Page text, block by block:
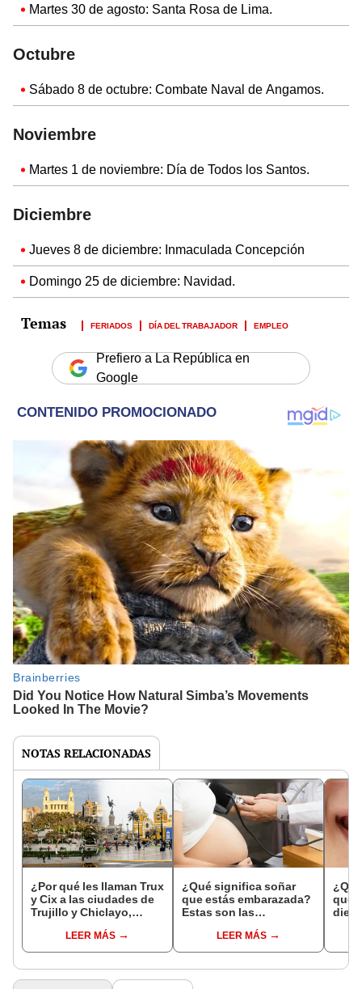
Martes 30 de agosto: Santa Rosa de Lima.
Octubre
Sábado 8 de octubre: Combate Naval de Angamos.
Noviembre
Martes 1 de noviembre: Día de Todos los Santos.
Diciembre
Jueves 8 de diciembre: Inmaculada Concepción
Domingo 25 de diciembre: Navidad.
FERIADOS DÍA DEL TRABAJADOR EMPLEO
Prefiero a La República en
Google
NOTAS RELACIONADAS
¿Por qué les llaman Trux
y Cix a las ciudades de
Trujillo y Chiclayo,
LEER MÁS
¿Qué significa soñar
que estás embarazada?
Estas son las
comunesLEER MÁS
que